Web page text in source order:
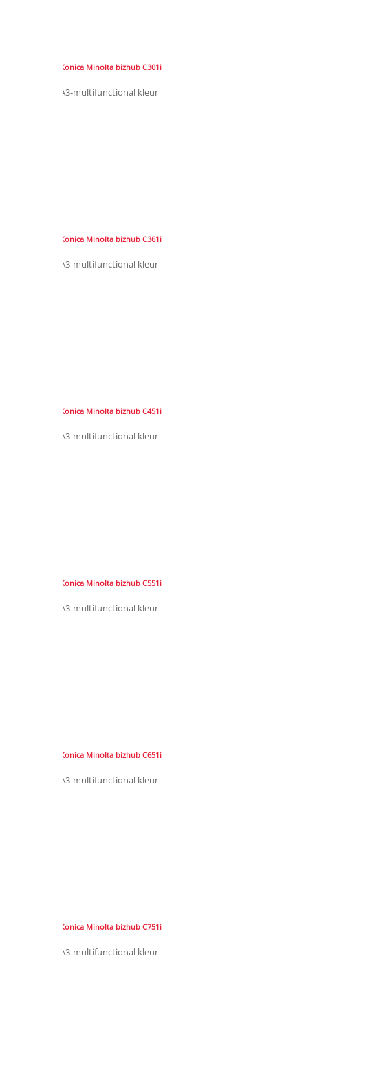
Konica Minolta bizhub C301i
A3-multifunctional kleur
Konica Minolta bizhub C361i
A3-multifunctional kleur
Konica Minolta bizhub C451i
A3-multifunctional kleur
Konica Minolta bizhub C551i
A3-multifunctional kleur
Konica Minolta bizhub C651i
A3-multifunctional kleur
Konica Minolta bizhub C751i
A3-multifunctional kleur